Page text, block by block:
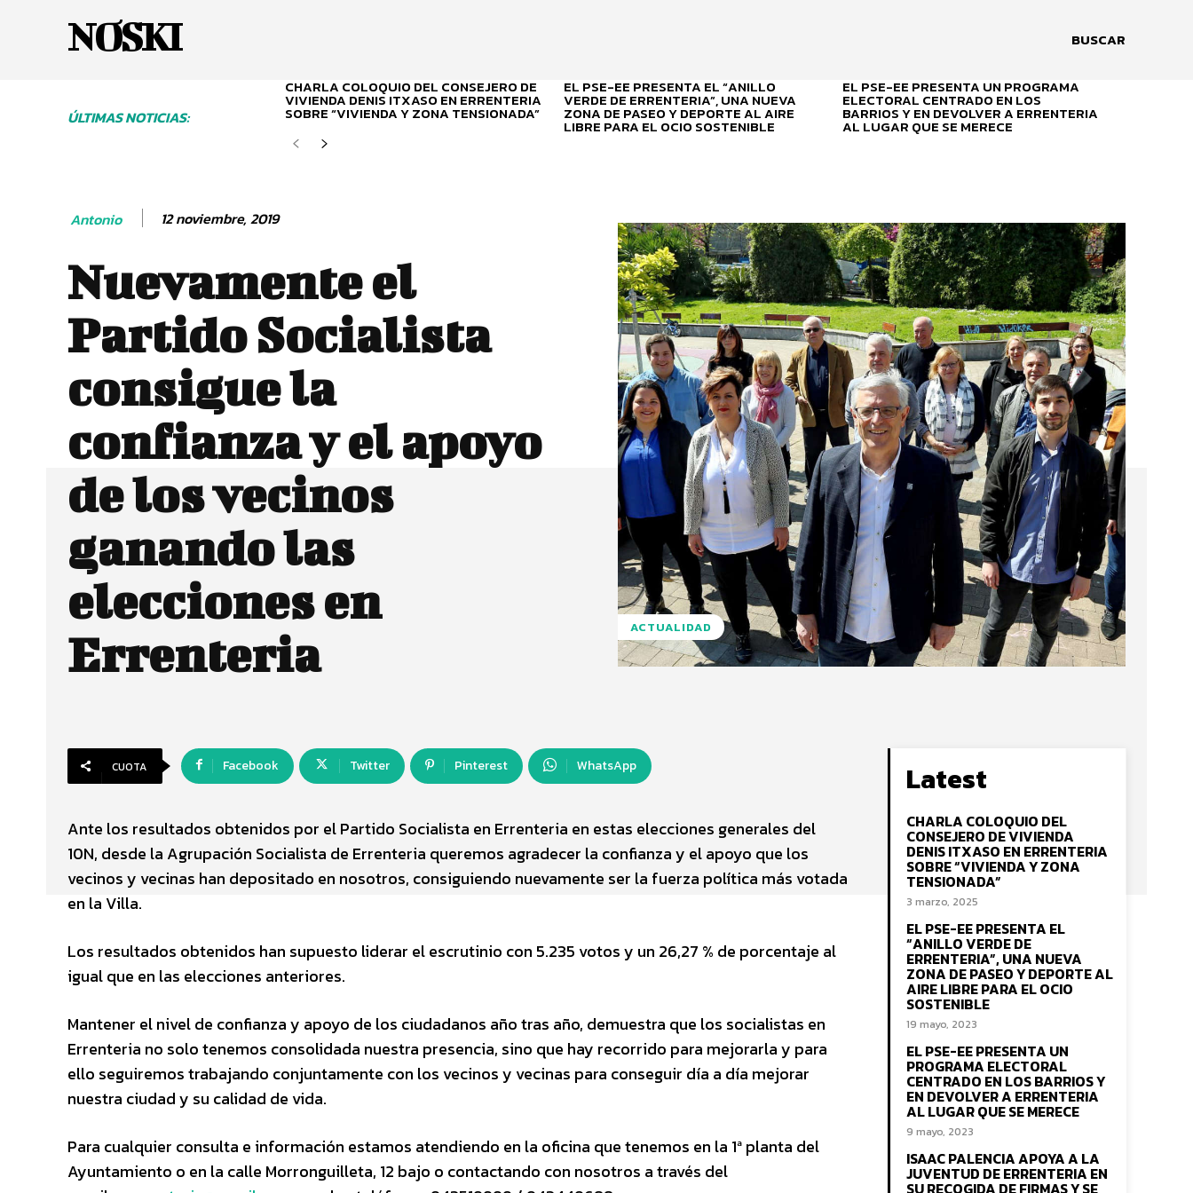
NOSKI BUSCAR
ÚLTIMAS NOTICIAS:
CHARLA COLOQUIO DEL CONSEJERO DE
VIVIENDA DENIS ITXASO EN ERRENTERIA
SOBRE “VIVIENDA Y ZONA TENSIONADA”
EL PSE-EE PRESENTA EL “ANILLO
VERDE DE ERRENTERIA”, UNA NUEVA
ZONA DE PASEO Y DEPORTE AL AIRE
LIBRE PARA EL OCIO SOSTENIBLE
EL PSE-EE PRESENTA UN PROGRAMA
ELECTORAL CENTRADO EN LOS
BARRIOS Y EN DEVOLVER A ERRENTERIA
AL LUGAR QUE SE MERECE
Antonio 12 noviembre, 2019
Nuevamente el
Partido Socialista
consigue la
confianza y el apoyo
de los vecinos
ganando las
elecciones en
Errenteria
ACTUALIDAD
CUOTA Facebook Twitter Pinterest WhatsApp
Ante los resultados obtenidos por el Partido Socialista en Errenteria en estas elecciones generales del
10N, desde la Agrupación Socialista de Errenteria queremos agradecer la confianza y el apoyo que los
vecinos y vecinas han depositado en nosotros, consiguiendo nuevamente ser la fuerza política más votada
en la Villa.
Los resultados obtenidos han supuesto liderar el escrutinio con 5.235 votos y un 26,27 % de porcentaje al
igual que en las elecciones anteriores.
Mantener el nivel de confianza y apoyo de los ciudadanos año tras año, demuestra que los socialistas en
Errenteria no solo tenemos consolidada nuestra presencia, sino que hay recorrido para mejorarla y para
ello seguiremos trabajando conjuntamente con los vecinos y vecinas para conseguir día a día mejorar
nuestra ciudad y su calidad de vida.
Para cualquier consulta e información estamos atendiendo en la oficina que tenemos en la 1ª planta del
Ayuntamiento o en la calle Morronguilleta, 12 bajo o contactando con nosotros a través del
Latest
CHARLA COLOQUIO DEL
CONSEJERO DE VIVIENDA
DENIS ITXASO EN ERRENTERIA
SOBRE “VIVIENDA Y ZONA
TENSIONADA”
3 marzo, 2025
EL PSE-EE PRESENTA EL
“ANILLO VERDE DE
ERRENTERIA”, UNA NUEVA
ZONA DE PASEO Y DEPORTE AL
AIRE LIBRE PARA EL OCIO
SOSTENIBLE
19 mayo, 2023
EL PSE-EE PRESENTA UN
PROGRAMA ELECTORAL
CENTRADO EN LOS BARRIOS Y
EN DEVOLVER A ERRENTERIA
AL LUGAR QUE SE MERECE
9 mayo, 2023
ISAAC PALENCIA APOYA A LA
JUVENTUD DE ERRENTERIA EN
SU RECOGIDA DE FIRMAS Y SE